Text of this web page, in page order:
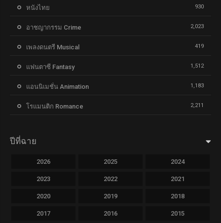
หนังไทย 930
อาชญากรรม Crime 2,023
เพลงดนตรี Musical 419
แฟนตาซี Fantasy 1,512
แอนนิเมชั่น Animation 1,183
โรแมนติก Romance 2,211
ปีที่ฉาย
2026 2025 2024
2023 2022 2021
2020 2019 2018
2017 2016 2015